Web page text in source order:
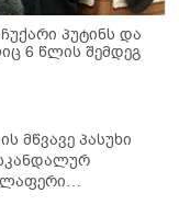
პუტინს და
6 წლის შემდეგ
მწვავე პასუხი
მოკლული